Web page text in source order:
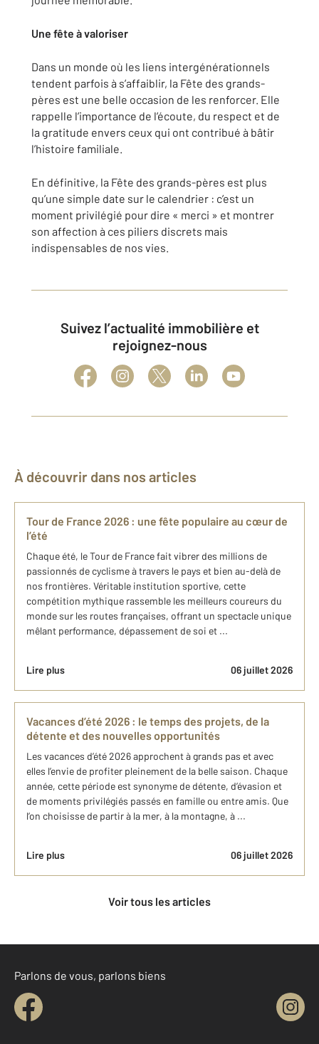
Une fête à valoriser
Dans un monde où les liens intergénérationnels
tendent parfois à s’affaiblir, la Fête des grands-
pères est une belle occasion de les renforcer. Elle
rappelle l’importance de l’écoute, du respect et de
la gratitude envers ceux qui ont contribué à bâtir
l’histoire familiale.
En définitive, la Fête des grands-pères est plus
qu’une simple date sur le calendrier : c’est un
moment privilégié pour dire « merci » et montrer
son affection à ces piliers discrets mais
indispensables de nos vies.
Suivez l’actualité immobilière et
rejoignez-nous
À découvrir dans nos articles
Tour de France 2026 : une fête populaire au cœur de
l’été
Chaque été, le Tour de France fait vibrer des millions de
passionnés de cyclisme à travers le pays et bien au-delà de
nos frontières. Véritable institution sportive, cette
compétition mythique rassemble les meilleurs coureurs du
monde sur les routes françaises, offrant un spectacle unique
mêlant performance, dépassement de soi et ...
Lire plus 06 juillet 2026
Vacances d’été 2026 : le temps des projets, de la
détente et des nouvelles opportunités
Les vacances d’été 2026 approchent à grands pas et avec
elles l’envie de profiter pleinement de la belle saison. Chaque
année, cette période est synonyme de détente, d’évasion et
de moments privilégiés passés en famille ou entre amis. Que
l’on choisisse de partir à la mer, à la montagne, à ...
Lire plus 06 juillet 2026
Voir tous les articles
Parlons de vous, parlons biens